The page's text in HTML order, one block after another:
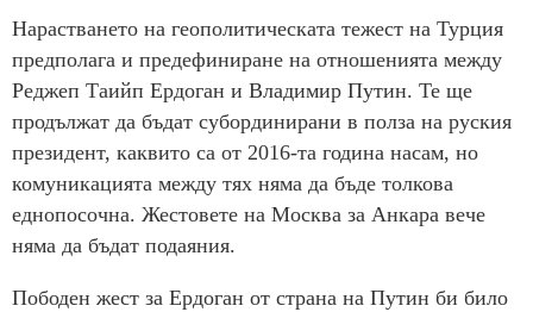
Нарастването на геополитическата тежест на Турция
предполага и предефиниране на отношенията между
Реджеп Таийп Ердоган и Владимир Путин. Те ще
продължат да бъдат субординирани в полза на руския
президент, каквито са от 2016-та година насам, но
комуникацията между тях няма да бъде толкова
еднопосочна. Жестовете на Москва за Анкара вече
няма да бъдат подаяния.
Пободен жест за Ердоган от страна на Путин би било